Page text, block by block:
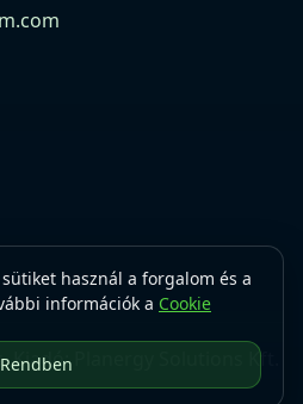
használ a forgalom és a
információk a Cookie
Rendben
Kiadó: Planergy Solutions Kft.